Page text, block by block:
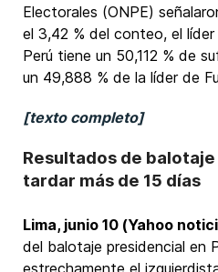
Electorales (ONPE)
el 3,42 % del conteo, el
Perú tiene un 50,112 % de
un 49,888 % de la líder de
[texto completo]
Resultados de
tardar más de 15 días
Lima, junio 10 (Yahoo
del balotaje presidencial en
estrechamente el